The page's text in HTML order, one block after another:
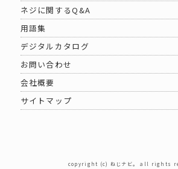
ネジに関するQ&A
用語集
デジタルカタログ
お問い合わせ
会社概要
サイトマップ
copyright (c) ねじナビ。 all rights